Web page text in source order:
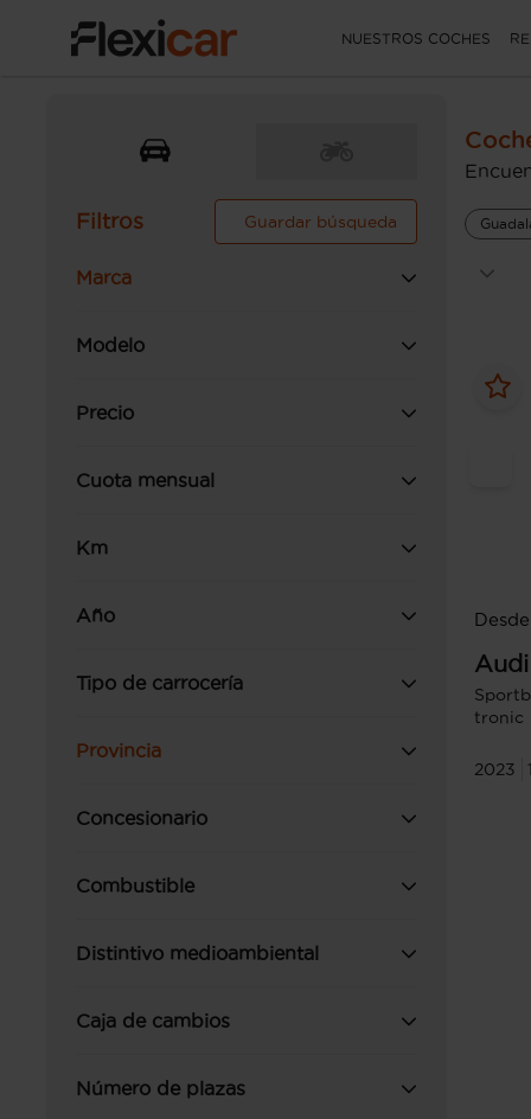
NUESTROS COCHES
Filtros Guardar búsqueda
Marca
Modelo
Precio
Cuota mensual
Km
Año
Tipo de carrocería
Provincia
Concesionario
Combustible
Distintivo medioambiental
Caja de cambios
Número de plazas
Audi
tronic
2023